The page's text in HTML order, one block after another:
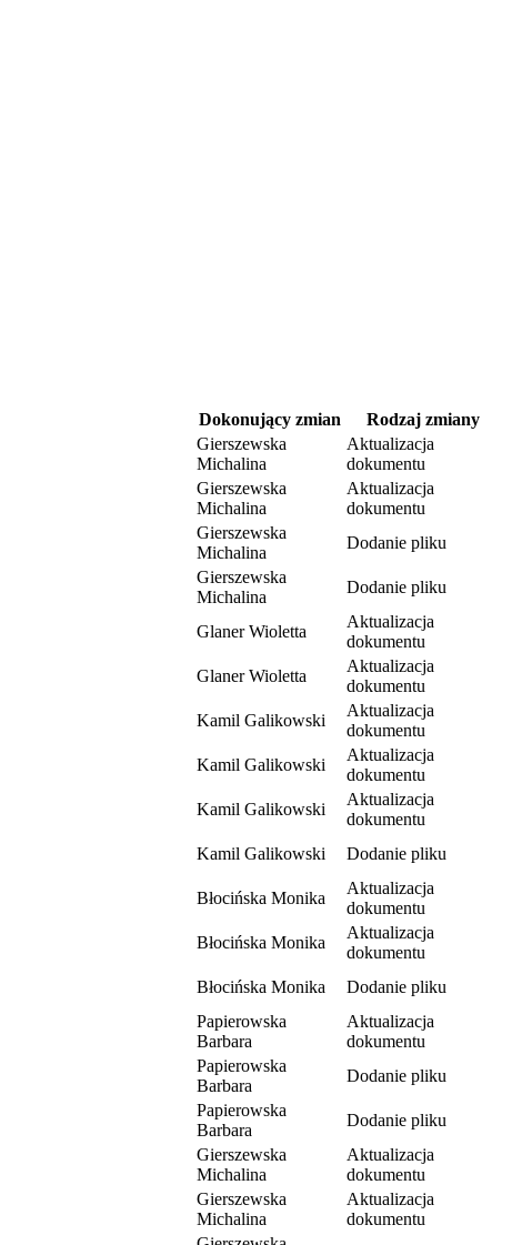
Dokonujący zmian
Rodzaj zmiany
Gierszewska
Michalina
Aktualizacja
dokumentu
Gierszewska
Michalina
Aktualizacja
dokumentu
Gierszewska
Michalina
Dodanie pliku
Gierszewska
Michalina
Dodanie pliku
Glaner Wioletta
Aktualizacja
dokumentu
Glaner Wioletta
Aktualizacja
dokumentu
Kamil Galikowski
Aktualizacja
dokumentu
Kamil Galikowski
Aktualizacja
dokumentu
Kamil Galikowski
Aktualizacja
dokumentu
Kamil Galikowski
Dodanie pliku
Błocińska Monika
Aktualizacja
dokumentu
Błocińska Monika
Aktualizacja
dokumentu
Błocińska Monika
Dodanie pliku
Papierowska
Barbara
Aktualizacja
dokumentu
Papierowska
Barbara
Dodanie pliku
Papierowska
Barbara
Dodanie pliku
Gierszewska
Michalina
Aktualizacja
dokumentu
Gierszewska
Michalina
Aktualizacja
dokumentu